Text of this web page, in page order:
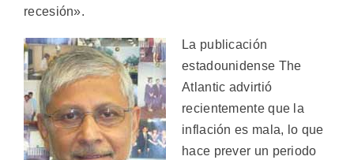
recesión».
La publicación
estadounidense The
Atlantic advirtió
recientemente que la
inflación es mala, lo que
hace prever un periodo